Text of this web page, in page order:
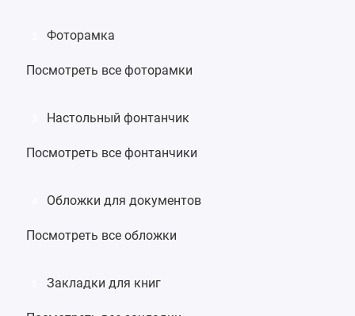
Фоторамка
Посмотреть все фоторамки
Настольный фонтанчик
Посмотреть все фонтанчики
Обложки для документов
Посмотреть все обложки
Закладки для книг